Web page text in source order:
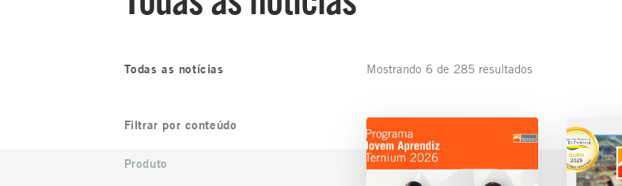
Todas as notícias Mostrando 6 de 285 resultados
Filtrar por conteúdo
Produto